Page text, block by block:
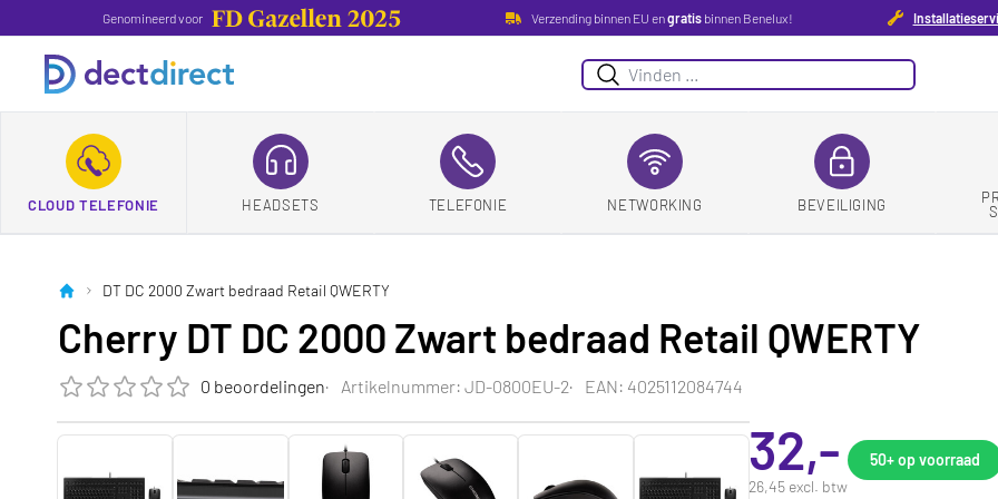
Genomineerd voor Verzending binnen EU engratisbinnen Benelux!
Zoeken
CLOUD TELEFONIE HEADSETS TELEFONIE NETWORKING BEVEILIGING
DT DC 2000 Zwart bedraad Retail QWERTY
Cherry DT DC 2000 Zwart bedraad Retail QWERTY
De beoordeling van dit product is0.0 van de 5
0 beoordelingen Artikelnummer: JD-0800EU-2 EAN: 4025112084744
32,-
26,45 excl. btw
50+op voorraad